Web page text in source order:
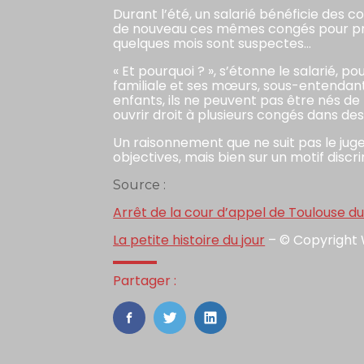
Durant l’été, un salarié bénéficie des
de nouveau ces mêmes congés pour
quelques mois sont suspectes…
« Et pourquoi ? », s’étonne le salarié,
familiale et ses mœurs, sous-entendant
enfants, ils ne peuvent pas être nés
ouvrir droit à plusieurs congés dans
Un raisonnement que ne suit pas le
objectives, mais bien sur un motif
Source :
Arrêt de la cour d’appel de Toulouse
La petite histoire du jour – © Copyright
Partager :
FaceBook
TwitterLinkedIn